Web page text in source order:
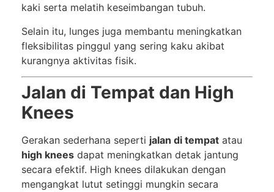
kaki serta melatih keseimbangan tubuh.
Selain itu, lunges juga membantu meningkatkan
fleksibilitas pinggul yang sering kaku akibat
kurangnya aktivitas fisik.
Jalan di Tempat dan High
Knees
Gerakan sederhana seperti jalan di tempat atau
high knees dapat meningkatkan detak jantung
secara efektif. High knees dilakukan dengan
mengangkat lutut setinggi mungkin secara